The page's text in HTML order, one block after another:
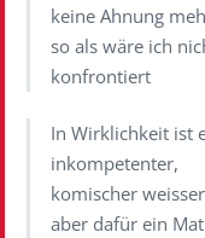
keine Ahnung
so als wäre ich
konfrontiert
In Wirklichkeit ist
inkompetenter,
komischer
aber dafür ein